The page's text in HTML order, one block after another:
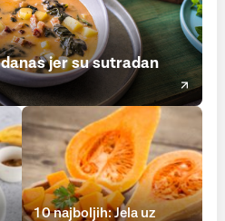
jer su sutradan
10 najboljih: Jela uz